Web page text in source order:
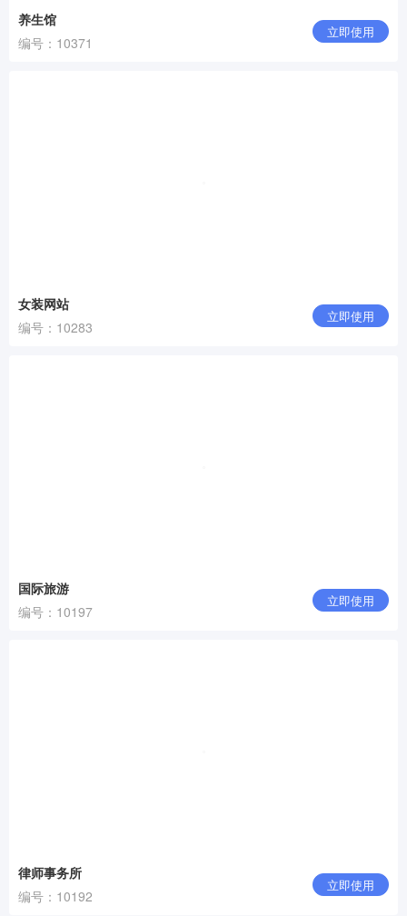
养生馆
编号：10371
立即使用
女装网站
编号：10283
立即使用
国际旅游
编号：10197
立即使用
律师事务所
编号：10192
立即使用